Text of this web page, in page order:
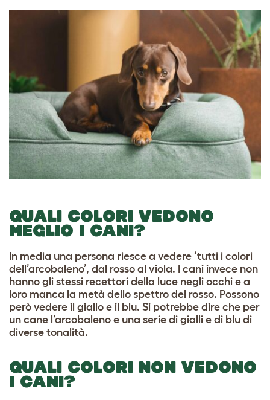
QUALI COLORI VEDONO
MEGLIO I CANI?
In media una persona riesce a vedere ‘tutti i colori
dell’arcobaleno’, dal rosso al viola. I cani invece non
hanno gli stessi recettori della luce negli occhi e a
loro manca la metà dello spettro del rosso. Possono
però vedere il giallo e il blu. Si potrebbe dire che per
un cane l’arcobaleno e una serie di gialli e di blu di
diverse tonalità.
QUALI COLORI NON VEDONO
I CANI?